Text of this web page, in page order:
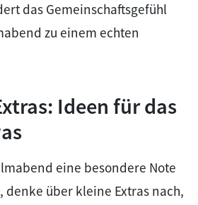
das Gemeinschaftsgefühl
zu einem echten
Ideen für das
eine besondere Note
über kleine Extras nach,